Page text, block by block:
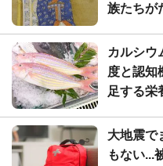
族たちが
カルシウ
度と認知
足する栄
大地震で
もない...